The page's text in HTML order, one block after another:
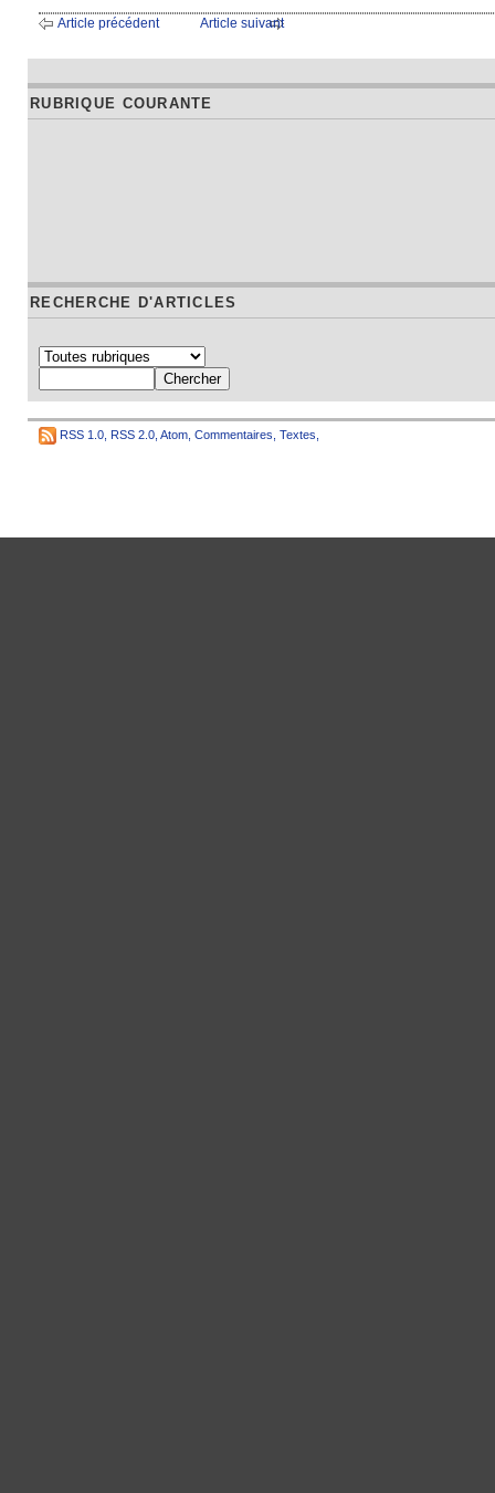
Article précédent Article suivant
RUBRIQUE COURANTE
RECHERCHE D'ARTICLES
RSS 1.0 RSS 2.0 Atom Commentaires Textes